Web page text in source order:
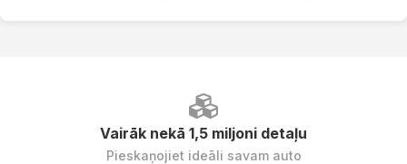
Vairāk nekā 1,5 miljoni detaļu
Pieskaņojiet ideāli savam auto